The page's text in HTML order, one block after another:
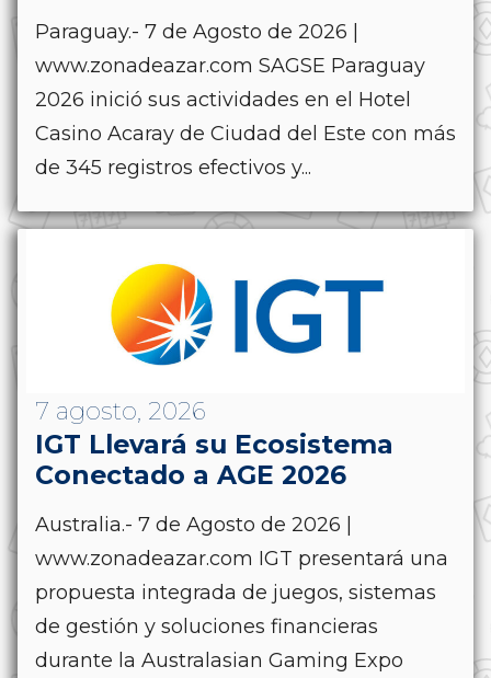
Paraguay.- 7 de Agosto de 2026 |
www.zonadeazar.com SAGSE Paraguay
2026 inició sus actividades en el Hotel
Casino Acaray de Ciudad del Este con más
de 345 registros efectivos y...
7 agosto, 2026
IGT Llevará su Ecosistema
Conectado a AGE 2026
Australia.- 7 de Agosto de 2026 |
www.zonadeazar.com IGT presentará una
propuesta integrada de juegos, sistemas
de gestión y soluciones financieras
durante la Australasian Gaming Expo